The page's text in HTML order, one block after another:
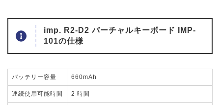
imp. R2-D2 バーチャルキーボード IMP-
101の仕様
バッテリー容量 660mAh
連続使用可能時間 2 時間